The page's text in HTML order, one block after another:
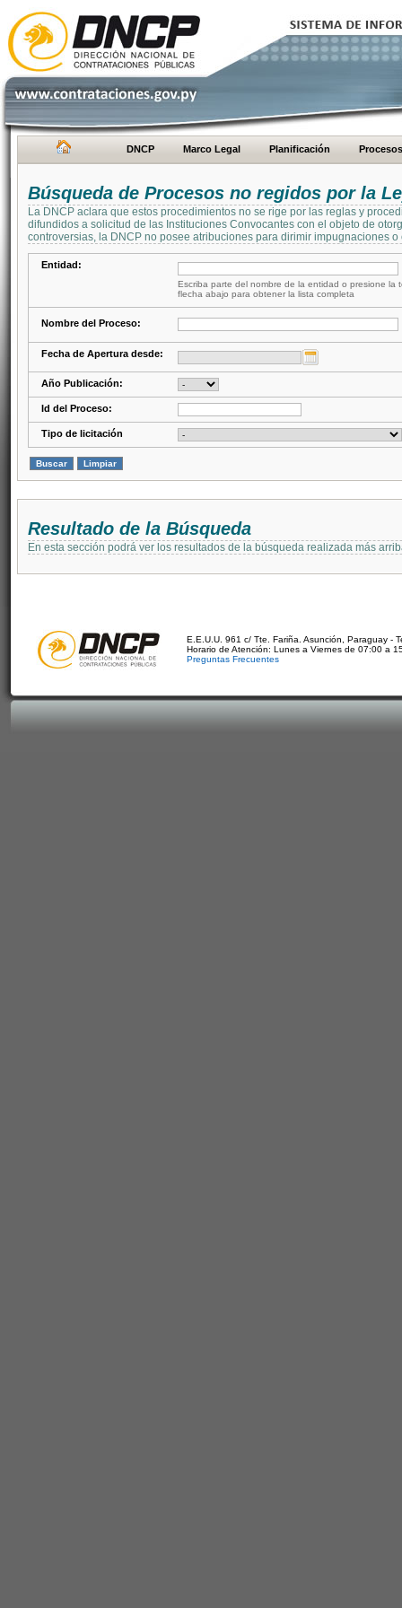
DNCP Marco Legal Planificación Procesos
Búsqueda de Procesos no regidos por la
La DNCP aclara que estos procedimientos no se rige por las reglas y
difundidos a solicitud de las Instituciones Convocantes con el objeto de
controversias, la DNCP no posee atribuciones para dirimir impugnaciones
Entidad:
Escriba parte del nombre de la entidad o presione la
flecha abajo para obtener la lista completa
Nombre del Proceso:
Fecha de Apertura desde:
Año Publicación:
Id del Proceso:
Tipo de licitación
Resultado de la Búsqueda
En esta sección podrá ver los resultados de la búsqueda realizada más
E.E.U.U. 961 c/ Tte. Fariña. Asunción, Paraguay -
Horario de Atención: Lunes a Viernes de 07:00 a
Preguntas Frecuentes